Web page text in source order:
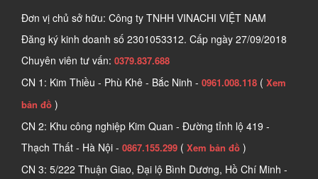
Đơn vị chủ sở hữu: Công ty TNHH VINACHI VIỆT NAM
Đăng ký kinh doanh số 2301053312. Cấp ngày 27/09/2018
Chuyên viên tư vấn: 0379.837.688
CN 1: Kim Thiều - Phù Khê - Bắc Ninh - 0961.008.118 ( Xem
bản đồ )
CN 2: Khu công nghiệp Kim Quan - Đường tỉnh lộ 419 -
Thạch Thất - Hà Nội - 0867.155.299 ( Xem bản đồ )
CN 3: 5/222 Thuận Giao, Đại lộ Bình Dương, Hồ Chí Minh -